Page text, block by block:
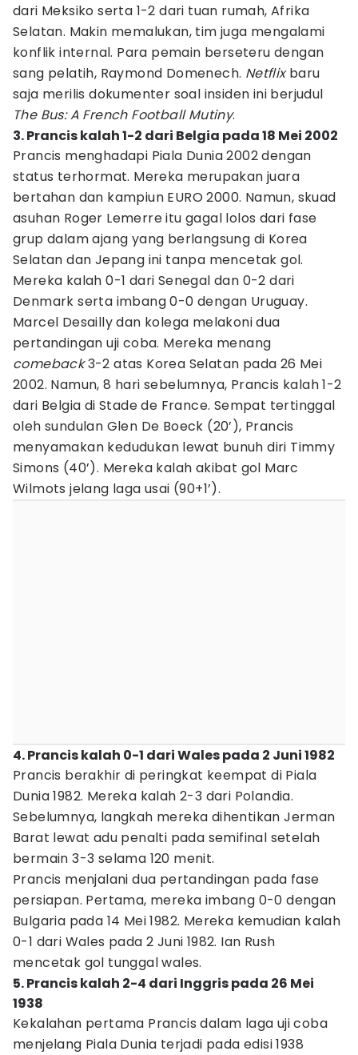
dari Meksiko serta 1-2 dari tuan rumah, Afrika
Selatan. Makin memalukan, tim juga mengalami
konflik internal. Para pemain berseteru dengan
sang pelatih, Raymond Domenech. Netflixbaru
saja merilis dokumenter soal insiden ini berjudul
The Bus: A French Football Mutiny.
3. Prancis kalah 1-2 dari Belgia pada 18 Mei 2002
Prancis menghadapi Piala Dunia 2002 dengan
status terhormat. Mereka merupakan juara
bertahan dan kampiun EURO 2000. Namun, skuad
asuhan Roger Lemerre itu gagal lolos dari fase
grup dalam ajang yang berlangsung di Korea
Selatan dan Jepang ini tanpa mencetak gol.
Mereka kalah 0-1 dari Senegal dan 0-2 dari
Denmark serta imbang 0-0 dengan Uruguay.
Marcel Desailly dan kolega melakoni dua
pertandingan uji coba. Mereka menang
comeback3-2 atas Korea Selatan pada 26 Mei
2002. Namun, 8 hari sebelumnya, Prancis kalah 1-2
dari Belgia di Stade de France. Sempat tertinggal
oleh sundulan Glen De Boeck (20’), Prancis
menyamakan kedudukan lewat bunuh diri Timmy
Simons (40’). Mereka kalah akibat gol Marc
Wilmots jelang laga usai (90+1’).
4. Prancis kalah 0-1 dari Wales pada 2 Juni 1982
Prancis berakhir di peringkat keempat di Piala
Dunia 1982. Mereka kalah 2-3 dari Polandia.
Sebelumnya, langkah mereka dihentikan Jerman
Barat lewat adu penalti pada semifinal setelah
bermain 3-3 selama 120 menit.
Prancis menjalani dua pertandingan pada fase
persiapan. Pertama, mereka imbang 0-0 dengan
Bulgaria pada 14 Mei 1982. Mereka kemudian kalah
0-1 dari Wales pada 2 Juni 1982. Ian Rush
mencetak gol tunggal wales.
5. Prancis kalah 2-4 dari Inggris pada 26 Mei
1938
Kekalahan pertama Prancis dalam laga uji coba
menjelang Piala Dunia terjadi pada edisi 1938